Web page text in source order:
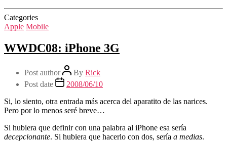
Categories
Apple Mobile
WWDC08: iPhone 3G
Post author By Rick
Post date
2008/06/10
Si, lo siento, otra entrada más acerca del aparatito de las narices.
Pero por lo menos seré breve…
Si hubiera que definir con una palabra al iPhone esa sería
decepcionante. Si hubiera que hacerlo con dos, sería a medias.